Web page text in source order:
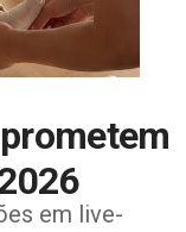
em live-